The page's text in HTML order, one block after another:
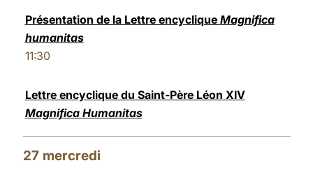
Présentation de la Lettre encyclique Magnifica
humanitas
11:30
Lettre encyclique du Saint-Père Léon XIV
Magnifica Humanitas
27 mercredi